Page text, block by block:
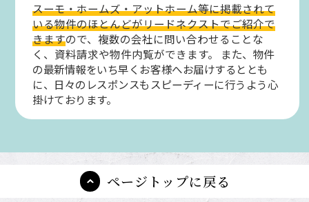
スーモ・ホームズ・アットホーム等に掲載されて
いる物件のほとんどがリードネクストでご紹介で
きますので、複数の会社に問い合わせることな
く、資料請求や物件内覧ができます。
また、物件
の最新情報をいち早くお客様へお届けするととも
に、日々のレスポンスもスピーディーに行うよう心
掛けております。
ページトップに戻る